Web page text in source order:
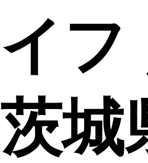
イフ
茨城